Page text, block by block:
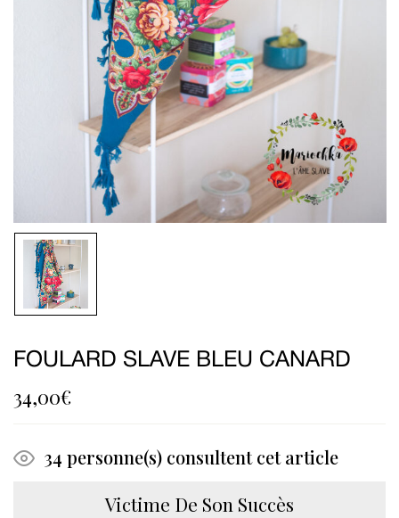
FOULARD SLAVE BLEU CANARD
34,00€
34 personne(s) consultent cet article
Victime De Son Succès